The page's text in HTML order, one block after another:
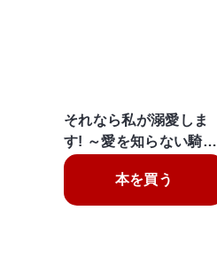
それなら私が溺愛しま
す! ～愛を知らない騎…
本を買う